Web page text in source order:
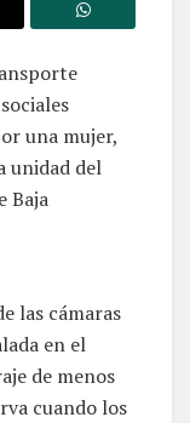
una mujer,
unidad del
Baja
las cámaras
en el
de menos
cuando los